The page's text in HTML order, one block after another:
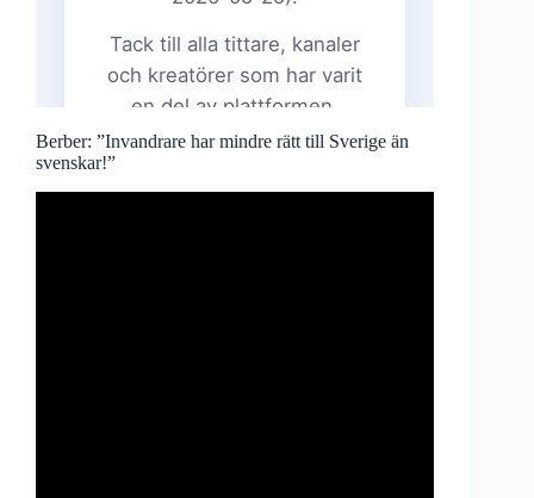
Berber: ”Invandrare har mindre rätt till Sverige än
svenskar!”